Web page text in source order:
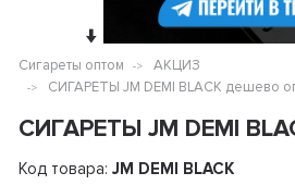
↓
Сигареты оптом
АКЦИЗ
СИГАРЕТЫ JM DEMI BLACK дешево
СИГАРЕТЫ JM DEMI
Код товара: JM DEMI BLACK